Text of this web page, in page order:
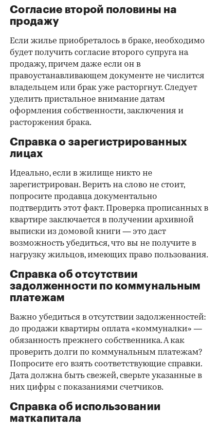
Согласие второй половины на
продажу
Если жилье приобреталось в браке, необходимо
будет получить согласие второго супруга на
продажу, причем даже если он в
правоустанавливающем документе не числится
владельцем или брак уже расторгнут. Следует
уделить пристальное внимание датам
оформления собственности, заключения и
расторжения брака.
Справка о зарегистрированных
лицах
Идеально, если в жилище никто не
зарегистрирован. Верить на слово не стоит,
попросите продавца документально
подтвердить этот факт. Проверка прописанных в
квартире заключается в получении архивной
выписки из домовой книги — это даст
возможность убедиться, что вы не получите в
нагрузку жильцов, имеющих право пользования.
Справка об отсутствии
задолженности по коммунальным
платежам
Важно убедиться в отсутствии задолженностей:
до продажи квартиры оплата «коммуналки» —
обязанность прежнего собственника. А как
проверить долги по коммунальным платежам?
Попросите его взять соответствующие справки.
Дата должна быть свежей, сверьте указанные в
них цифры с показаниями счетчиков.
Справка об использовании
маткапитала